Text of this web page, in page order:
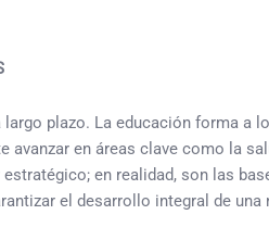
plazo. La educación forma a
en áreas clave como la
en realidad, son las
el desarrollo integral de una